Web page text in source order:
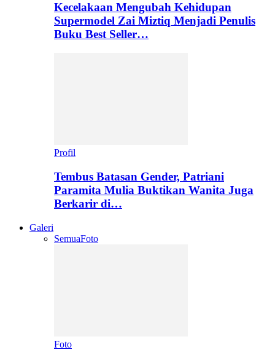
Kecelakaan Mengubah Kehidupan
Supermodel Zai Miztiq Menjadi Penulis
Buku Best Seller…
Profil
Tembus Batasan Gender, Patriani
Paramita Mulia Buktikan Wanita Juga
Berkarir di…
Galeri
SemuaFoto
Foto